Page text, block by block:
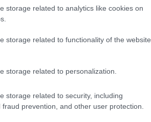
storage related to analytics like cookies on
storage related to functionality of the website
storage related to personalization.
storage related to security, including
prevention, and other user protection.
ανοίξει την όρεξη
κατά των μεταναστών
δολοφονίες προσφύγων
σε καταδίωξη
της εγκληματικής
προσφύγων στη Πύλο